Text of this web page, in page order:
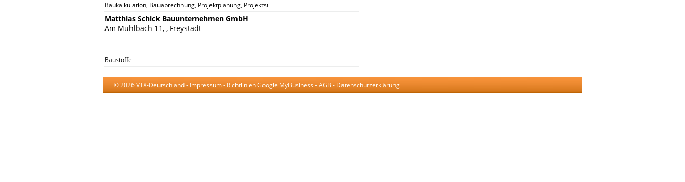
Baukalkulation, Bauabrechnung, Projektplanung, Projektsteuerung, Oberbauleitung, Vertragsvorbereitung
Matthias Schick Bauunternehmen GmbH
Am Mühlbach 11, , Freystadt
Baustoffe
© 2026 VTX-Deutschland - Impressum- Richtlinien Google MyBusiness -AGB - Datenschutzerklärung